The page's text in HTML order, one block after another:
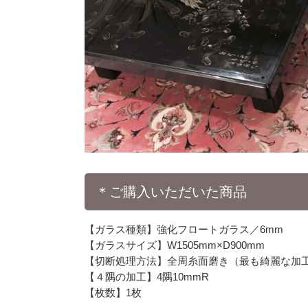
＊ご購入いただいた商品
【ガラス種類】強化フロートガラス／6mm
【ガラスサイズ】W1505mm×D900mm
【切断処理方法】全周糸面磨き（最も綺麗な加
【４隅の加工】4隅10mmR
【枚数】1枚